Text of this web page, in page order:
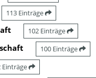
113 Einträge
102 Einträge
100 Einträge
Einträge